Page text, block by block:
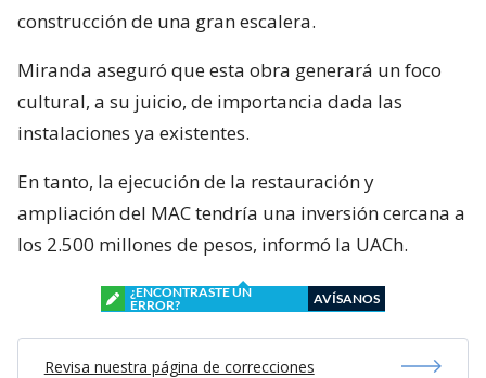
construcción de una gran escalera.
Miranda aseguró que esta obra generará un foco
cultural, a su juicio, de importancia dada las
instalaciones ya existentes.
En tanto, la ejecución de la restauración y
ampliación del MAC tendría una inversión cercana a
los 2.500 millones de pesos, informó la UACh.
¿ENCONTRASTE UN
ERROR?
AVÍSANOS
Revisa nuestra página de correcciones